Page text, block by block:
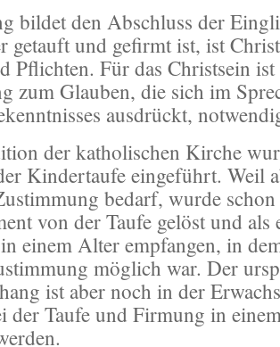
bildet den Abschluss der
getauft und gefirmt ist, ist
Pflichten. Für das Christsein
zum Glauben, die sich im
ausdrückt,
der katholischen Kirche
Kindertaufe eingeführt. Weil
bedarf, wurde
von der Taufe gelöst und als
einem Alter empfangen, in
möglich war. Der
ist aber noch in der
der Taufe und Firmung in